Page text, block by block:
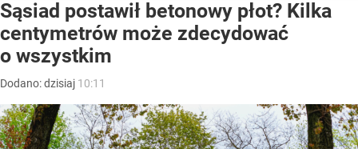
Sąsiad postawił betonowy płot? Kilka
centymetrów może zdecydować
o wszystkim
Dodano:dzisiaj 10:11